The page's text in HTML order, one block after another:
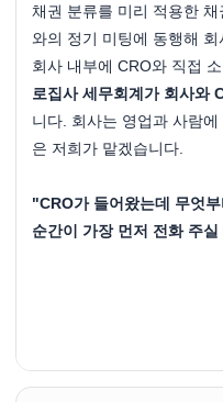
채권 분류를 미리 적용한
와의 정기 미팅에 동행해
로집사 세무회계가 회사와
니다. 회사는 영업과 사람
은 저희가 맡겠습니다.
"CRO가 들어왔는데 무엇
순간이 가장 먼저 전화 주실